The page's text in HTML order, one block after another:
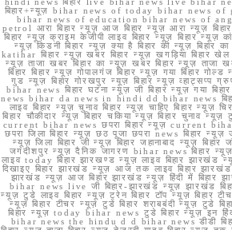
बिहार+न्यूज़ bihar news of today bihar news
bihar news of education bihar news of
petrol आरा बिहार न्यूज़ आज बिहार न्यूज़ आरा न्यूज़
बिहार न्यूज़ क्राइम केजीपी लाइव बिहार न्यूज़ बिहार न्यूज़
न्यूज़ किडनी बिहार न्यूज़ क्या है बिहार की न्यूज़
katihar बिहार न्यूज़ खबर बिहार न्यूज़ खगड़िया बिहार खेल
न्यूज़ ताजा खबर बिहार का न्यूज़ खबर बिहार न्यूज़ ताजा
बिहार बिहार न्यूज़ गोपालगंज बिहार न्यूज़ गया बिहार गोल्ड
गुड न्यूज़ बिहार गोरखपुर न्यूज़ बिहार न्यूज़ व्हाट्सप्प
bihar news बिहार घटना न्यूज़ जी बिहार न्यूज़ गया
news bihar da news in hindi dd bihar news
लाइव बिहार न्यूज़ चुनाव बिहार न्यूज़ चाहिए बिहार न्यूज़
बिहार चौकीदार न्यूज़ बिहार चकिया न्यूज़ बिहार चुनाव
current bihar news छपरा बिहार न्यूज़ current
छपरा जिला बिहार न्यूज़ छठ पूजा छपरा news बिहार न्यूज़
न्यूज़ जिला बिहार जी न्यूज़ बिहार जहानाबाद न्यूज़ बिहार
जगदीशपुर न्यूज़ दैनिक जागरण bihar news बिहार
लाइव today बिहार झारखण्ड न्यूज़ लाइव बिहार झारखंड
दिखाइए बिहार झारखंड न्यूज़ आज तक लाइव बिहार
झारखंड न्यूज़ आज बिहार झारखंड न्यूज़ हिंदी में बिहार
bihar news live जी बिहार-झारखंड न्यूज़ झारखंड
न्यूज़ टुडे लाइव बिहार न्यूज़ ट्रेन बिहार टॉप न्यूज़ बिहार
न्यूज़ बिहार टीचर न्यूज़ टुडे बिहार शराबबंदी न्यूज़ टुडे
बिहार न्यूज़ today bihar news टुडे बिहार न्यूज़ इन
bihar news the hindu d d bihar news डीडी